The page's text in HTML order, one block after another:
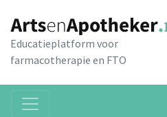
Educatieplatform voor
farmacotherapie en FTO